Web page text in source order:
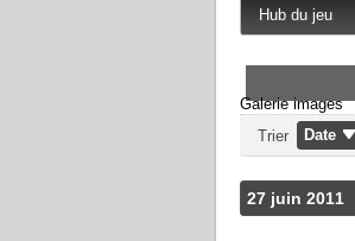
Hub du jeu
Galerie images
Trier
Date
27 juin 2011